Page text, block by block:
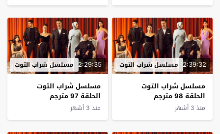
2:39:32 مسلسل شراب التوت
مسلسل شراب التوت
الحلقة 98 مترجم
منذ 3 أشهر
2:29:35 مسلسل شراب التوت
مسلسل شراب التوت
الحلقة 97 مترجم
منذ 3 أشهر